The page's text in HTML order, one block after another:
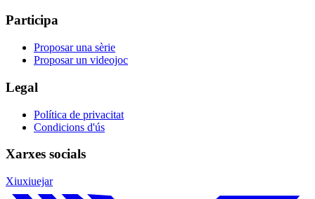
Participa
Proposar una sèrie
Proposar un videojoc
Legal
Política de privacitat
Condicions d'ús
Xarxes socials
Xiuxiuejar